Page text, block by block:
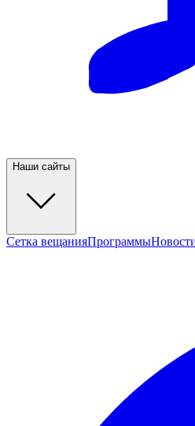
Наши сайты
Сетка вещанияПрограммы